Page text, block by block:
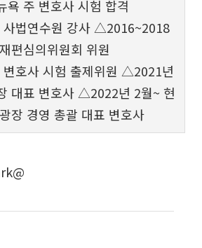
주 변호사 시험 합격
법연수원 강사 △2016~2018
편심의위원회 위원
호사 시험 출제위원 △2021년
대표 변호사 △2022년 2월~ 현
장 경영 총괄 대표 변호사